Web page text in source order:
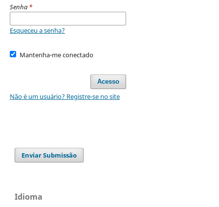
Senha *
Esqueceu a senha?
Mantenha-me conectado
Acesso
Não é um usuário? Registre-se no site
Enviar Submissão
Idioma